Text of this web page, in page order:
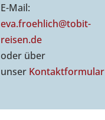
E-Mail:
eva.froehlich@tobit-
reisen.de
oder über
unser Kontaktformular